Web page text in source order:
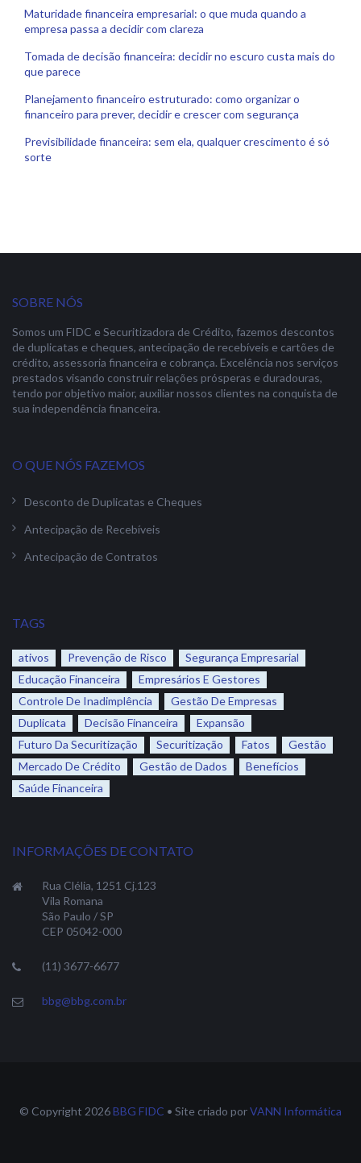
Maturidade financeira empresarial: o que muda quando a
empresa passa a decidir com clareza
Tomada de decisão financeira: decidir no escuro custa mais do
que parece
Planejamento financeiro estruturado: como organizar o
financeiro para prever, decidir e crescer com segurança
Previsibilidade financeira: sem ela, qualquer crescimento é só
sorte
SOBRE NÓS
Somos um FIDC e Securitizadora de Crédito, fazemos descontos
de duplicatas e cheques, antecipação de recebíveis e cartões de
crédito, assessoria financeira e cobrança. Excelência nos serviços
prestados visando construir relações prósperas e duradouras,
tendo por objetivo maior, auxiliar nossos clientes na conquista de
sua independência financeira.
O QUE NÓS FAZEMOS
Desconto de Duplicatas e Cheques
Antecipação de Recebíveis
Antecipação de Contratos
TAGS
ativos Prevenção de Risco
Segurança Empresarial
Educação Financeira
Empresários E Gestores
Controle De Inadimplência
Gestão De Empresas
Duplicata
Decisão Financeira
Expansão
Futuro Da Securitização
Securitização Fatos
Gestão
Mercado De Crédito
Gestão de Dados
Benefícios
Saúde Financeira
INFORMAÇÕES DE CONTATO
Rua Clélia, 1251 Cj.123
Vila Romana
São Paulo / SP
CEP 05042-000
(11) 3677-6677
bbg@bbg.com.br
© Copyright 2026BBG FIDC • Site criado porVANN Informática